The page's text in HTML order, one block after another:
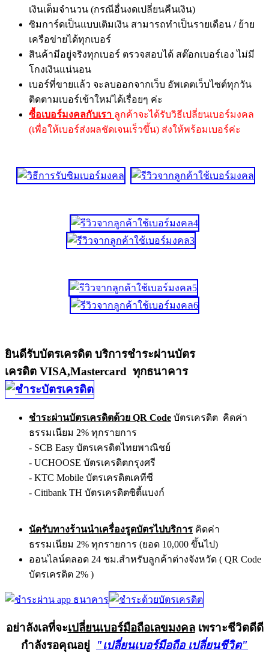
เงินเต็มจำนวน (กรณีอื่นงดเปลี่ยนคืนเงิน)
ซิมการ์ดเป็นแบบเติมเงิน สามารถทำเป็นรายเดือน / ย้าย
เครือข่ายได้ทุกเบอร์
สินค้ามีอยู่จริงทุกเบอร์ ตรวจสอบได้ สต๊อกเบอร์เอง ไม่มี
โกงเงินแน่นอน
เบอร์ที่ขายแล้ว จะลบออกจากเว็บ อัพเดตเว็บไซต์ทุกวัน
ติดตามเบอร์เข้าใหม่ได้เรื่อยๆ ค่ะ
ซื้อเบอร์มงคลกับเรา ลูกค้าจะได้รับวิธีเปลี่ยนเบอร์มงคล
(เพื่อให้เบอร์ส่งผลชัดเจนเร็วขึ้น) ส่งให้พร้อมเบอร์ค่ะ
ยินดีรับบัตรเครดิต บริการชำระผ่านบัตร
เครดิต VISA,Mastercard ทุกธนาคาร
ชำระผ่านบัตรเครดิตด้วย QR Code บัตรเครดิต คิดค่า
ธรรมเนียม 2% ทุกรายการ
- SCB Easy บัตรเครดิตไทยพาณิชย์
- UCHOOSE บัตรเครดิตกรุงศรี
- KTC Mobile บัตรเครดิตเคทีซี
- Citibank TH บัตรเครดิตซิตี้แบงก์
นัดรับทางร้านนำเครื่องรูดบัตรไปบริการ คิดค่า
ธรรมเนียม 2% ทุกรายการ (ยอด 10,000 ขึ้นไป)
ออนไลน์ตลอด 24 ชม.สำหรับลูกค้าต่างจังหวัด ( QR Code
บัตรเครดิต 2% )
อย่าลังเลที่จะเปลี่ยนเบอร์มือถือเลขมงคลเพราะชีวิตดีดี
กำลังรอคุณอยู่
"เปลี่ยนเบอร์มือถือ เปลี่ยนชีวิต"